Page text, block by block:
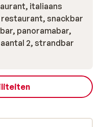
italiaans
snackbar
panoramabar,
2, strandbar